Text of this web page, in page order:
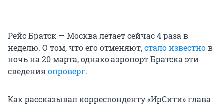
Рейс Братск — Москва летает сейчас 4 раза в
неделю. О том, что его отменяют,стало известнов
ночь на 20 марта, однако аэропорт Братска эти
сведенияопроверг.
Как рассказывал корреспонденту «ИрСити» глава